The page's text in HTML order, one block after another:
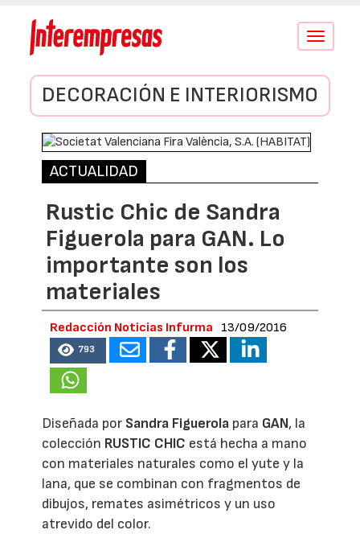
Conmutar
DECORACIÓN E INTERIORISMO
ACTUALIDAD
Rustic Chic de Sandra
Figuerola para GAN. Lo
importante son los
materiales
Redacción Noticias Infurma 13/09/2016
793
Diseñada por Sandra Figuerola para GAN, la
colección RUSTIC CHIC está hecha a mano
con materiales naturales como el yute y la
lana, que se combinan con fragmentos de
dibujos, remates asimétricos y un uso
atrevido del color.